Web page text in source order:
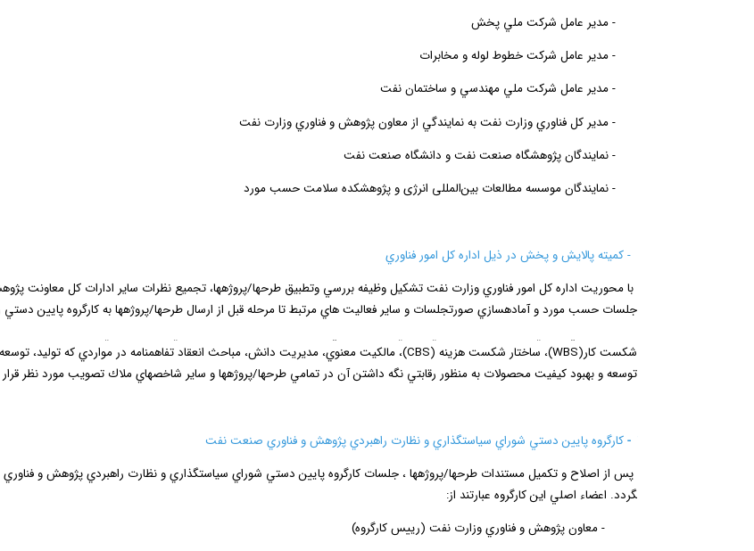
-مدير عامل شركت ملي پخش
-مدير عامل شركت خطوط لوله و مخابرات
-مدير عامل شركت ملي مهندسي و ساختمان نفت
-مدير كل فناوري وزارت نفت به نمايندگي از معاون پژوهش و فناوري وزارت نفت
-نمايندگان پژوهشگاه صنعت نفت و دانشگاه صنعت نفت
-نمايندگان موسسه مطالعات بین‌المللی انرژی و پژوهشكده سلامت حسب مورد
كميته پالايش و پخش در ذيل اداره كل امور فناوري
با محوريت اداره كل امور فناوري وزارت نفت تشكيل وظيفه بررسي وتطبيق طرح­ها/پروژه­ها، تجميع نظرات ساير ادارات كل معاونت
جلسات حسب مورد و آماده­سازي صورتجلسات و ساير فعاليت هاي مرتبط تا مرحله قبل از ارسال طرح­ها/پروژه­ها به كارگروه پايين دستي
شكست كار(WBS) ، ساختار شكست هزينه (CBS) ، مالكيت معنوي، مديريت دانش، مباحث انعقاد تفاهم­نامه در مواردي كه توليد،
توسعه و بهبود كيفيت محصولات به منظور رقابتي نگه داشتن آن در تمامي طرح­ها/پروژه­ها و ساير شاخص­هاي ملاك تصويب مورد نظر
كارگروه پايين دستي شوراي سياستگذاري و نظارت راهبردي پژوهش و فناوري صنعت نفت
پس از اصلاح و تكميل مستندات طرح­ها/پروژه­ها ، جلسات كارگروه پايين دستي شوراي سياستگذاري و نظارت راهبردي پژوهش و
گردد. اعضاء اصلي اين كارگروه عبارتند از:
-معاونپژوهشو فناوريوزارت نفت (رييسكارگروه)